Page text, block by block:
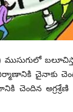
ముసుగులో
నిర్మాణానికి చైనాకు
చెందిన అగ్రశ్రేణి